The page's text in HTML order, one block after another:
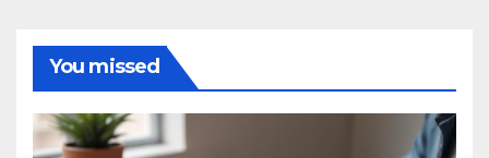
You missed